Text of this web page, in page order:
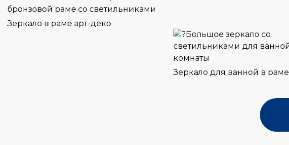
Зеркало в раме арт-деко
Зеркало для ванной в раме